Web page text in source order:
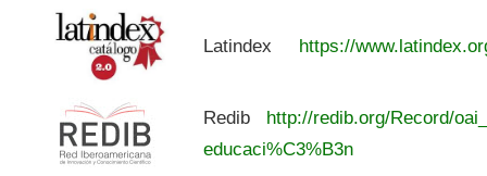
Latindex https://
Redib
http://redib.org/Record/
educaci%C3%B3n